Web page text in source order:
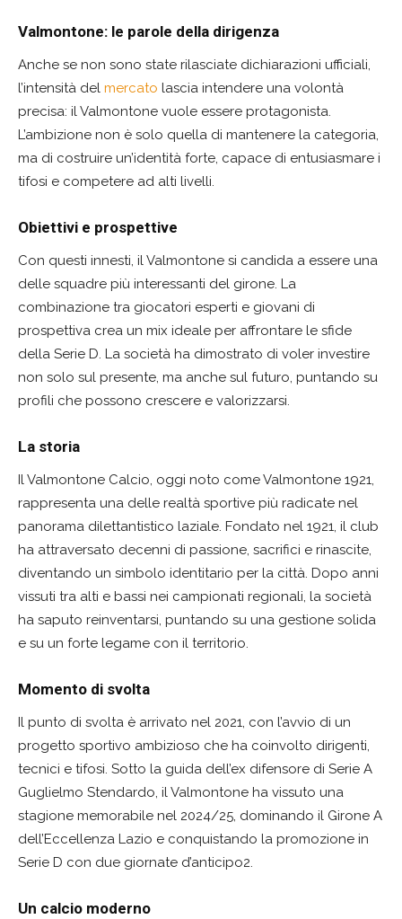
Valmontone: le parole della dirigenza
Anche se non sono state rilasciate dichiarazioni ufficiali,
l’intensità del mercato lascia intendere una volontà
precisa: il Valmontone vuole essere protagonista.
L’ambizione non è solo quella di mantenere la categoria,
ma di costruire un’identità forte, capace di entusiasmare i
tifosi e competere ad alti livelli.
Obiettivi e prospettive
Con questi innesti, il Valmontone si candida a essere una
delle squadre più interessanti del girone. La
combinazione tra giocatori esperti e giovani di
prospettiva crea un mix ideale per affrontare le sfide
della Serie D. La società ha dimostrato di voler investire
non solo sul presente, ma anche sul futuro, puntando su
profili che possono crescere e valorizzarsi.
La storia
Il Valmontone Calcio, oggi noto come Valmontone 1921,
rappresenta una delle realtà sportive più radicate nel
panorama dilettantistico laziale. Fondato nel 1921, il club
ha attraversato decenni di passione, sacrifici e rinascite,
diventando un simbolo identitario per la città. Dopo anni
vissuti tra alti e bassi nei campionati regionali, la società
ha saputo reinventarsi, puntando su una gestione solida
e su un forte legame con il territorio.
Momento di svolta
Il punto di svolta è arrivato nel 2021, con l’avvio di un
progetto sportivo ambizioso che ha coinvolto dirigenti,
tecnici e tifosi. Sotto la guida dell’ex difensore di Serie A
Guglielmo Stendardo, il Valmontone ha vissuto una
stagione memorabile nel 2024/25, dominando il Girone A
dell’Eccellenza Lazio e conquistando la promozione in
Serie D con due giornate d’anticipo2.
Un calcio moderno